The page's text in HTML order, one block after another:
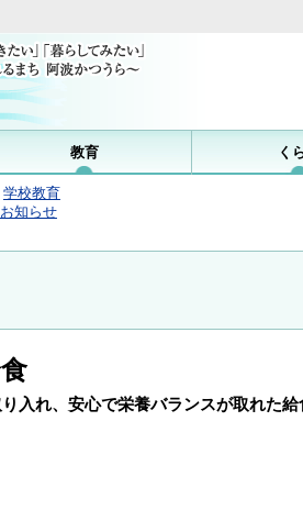
教育 く
学校教育
知らせ
入れ、安心で栄養バランスが取れた給